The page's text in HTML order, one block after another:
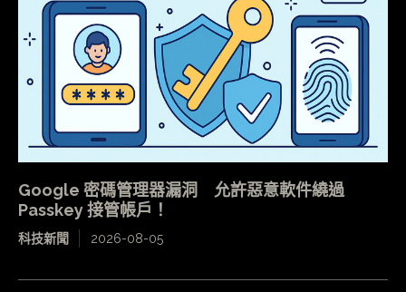
Google 密碼管理器漏洞 允許惡意軟件繞過
Passkey 接管帳戶！
科技新聞 2026-08-05